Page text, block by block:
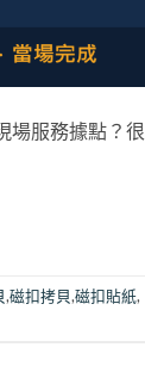
場服務據點？很
,磁扣拷貝,磁扣貼紙,